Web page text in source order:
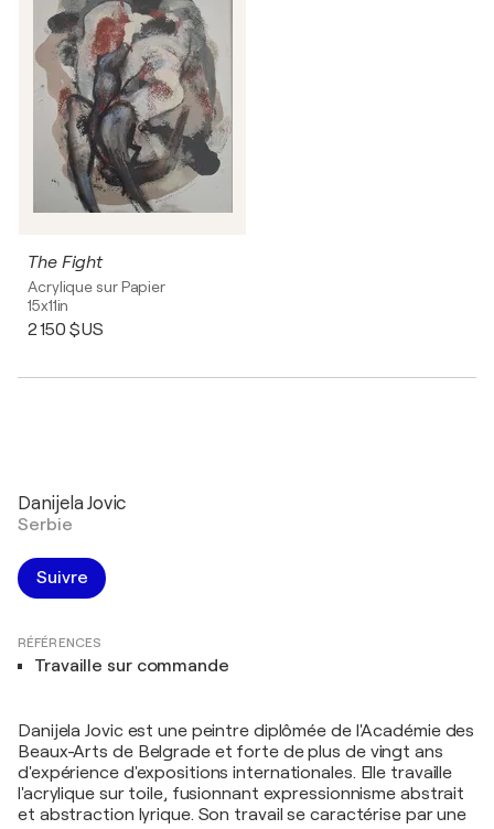
The Fight
Acrylique sur Papier
15x11in
2 150 $US
Danijela Jovic
Serbie
Suivre
RÉFÉRENCES
Travaille sur commande
Danijela Jovic est une peintre diplômée de l'Académie des
Beaux-Arts de Belgrade et forte de plus de vingt ans
d'expérience d'expositions internationales. Elle travaille
l'acrylique sur toile, fusionnant expressionnisme abstrait
et abstraction lyrique. Son travail se caractérise par une